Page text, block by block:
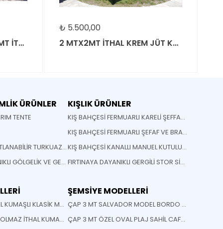
5.500,00
2 MTX2MT İTHAL KREM JÜT KUMAŞLI ŞEMSİYE
ÜRÜNLER
TENTE
SOLİD MODEL KATLANABİLİR TURKUAZ TENTE
FIRTINAYA DAYANIKLI GÖLGELİK VE GERME SİSTEMLİ MONTAJA HAZIR GÖLGELİK
KIŞLIK ÜRÜNLER
KIŞ BAHÇESİ FERMUARLI KARELİ ŞEFFAF BRANDA
KIŞ BAHÇESİ FERMUARLI ŞEFAF VE BRANDA
KIŞ BAHÇESİ KANALLI MANUEL KUTULU TENTE
FIRTINAYA DAYANIKLI GERGİLİ STOR SİSTEM MEKANİZMALI TENTE
MAVİ BEYAZ İTHAL KUMAŞLI KLASİK MAFSALLI TENTE
İSTENİLEN RENK SOLMAZ İTHAL KUMAŞ KÖRÜKLÜ TENTE
ŞEMSİYE MODELLERİ
ÇAP 3 MT SALVADOR MODEL BORDO ÇİZGİLİ PLAJ SAHİL CAFE BEACH BAHÇE ŞEMSİYESİ
ÇAP 3 MT ÖZEL OVAL PLAJ SAHİL CAFE BEACH BAHÇE ŞEMSİYESİ